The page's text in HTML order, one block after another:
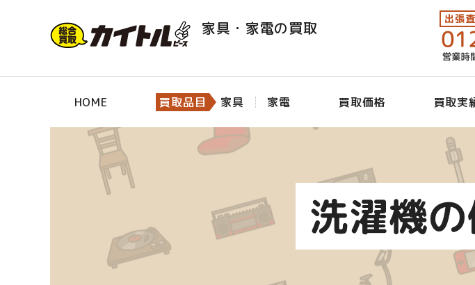
家具・家電の買取 出張
HOME 買取品目 家具 家電 買取価格 買取実
洗濯機